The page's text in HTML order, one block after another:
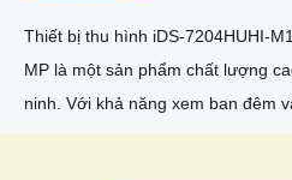
Thiết bị thu hình iDS-7204HUHI-
MP là một sản phẩm chất lượng
ninh. Với khả năng xem ban